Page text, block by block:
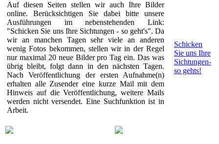
Auf diesen Seiten stellen wir auch Ihre Bilder
online. Berücksichtigen Sie dabei bitte unsere
Ausführungen im nebenstehenden Link:
"Schicken Sie uns Ihre Sichtungen - so geht's". Da
wir an manchen Tagen sehr viele an anderen
wenig Fotos bekommen, stellen wir in der Regel
nur maximal 20 neue Bilder pro Tag ein. Das was
übrig bleibt, folgt dann in den nächsten Tagen.
Nach Veröffentlichung der ersten Aufnahme(n)
erhalten alle Zusender eine kurze Mail mit dem
Hinweis auf die Veröffentlichung, weitere Mails
werden nicht versendet. Eine Suchfunktion ist in
Arbeit.
Schicken
Sie uns Ihre
Sichtungen-
so gehts!